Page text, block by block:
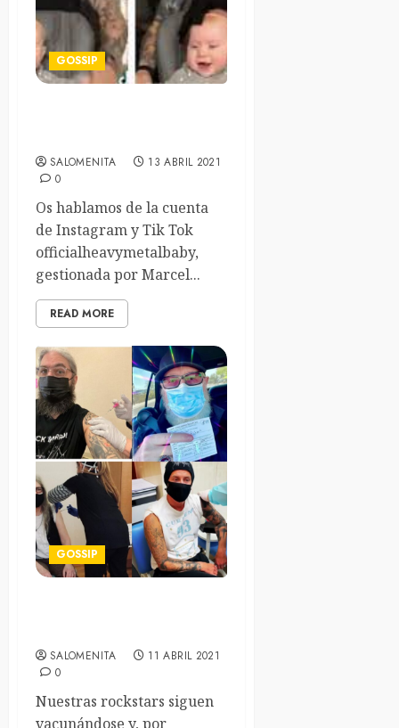
GOSSIP
SALOMENITA
13 ABRIL 2021
0
Os hablamos de la cuenta
de Instagram y Tik Tok
officialheavymetalbaby,
gestionada por Marcel...
READ MORE
GOSSIP
SALOMENITA
11 ABRIL 2021
0
Nuestras rockstars siguen
vacunándose y, por